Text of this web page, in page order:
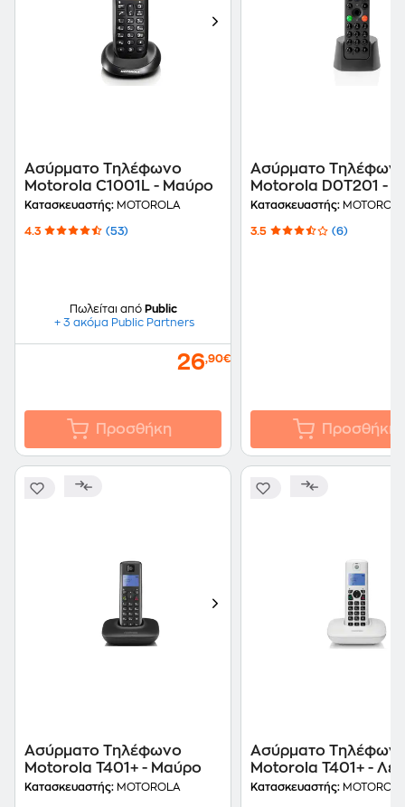
Ασύρματο Τηλέφωνο
Motorola C1001L - Μαύρο
Κατασκευαστής: MOTOROLA
4.3 (53)
Πωλείται από Public
+ 3 ακόμα Public Partners
26,90€
Προσθήκη
Ασύρματο
Motorola D0T201 -
Κατασκευαστής:
3.5 (6)
Προσθήκη
Ασύρματο Τηλέφωνο
Motorola T401+ - Μαύρο
Κατασκευαστής: MOTOROLA
Ασύρματο
Motorola
Κατασκευαστής: